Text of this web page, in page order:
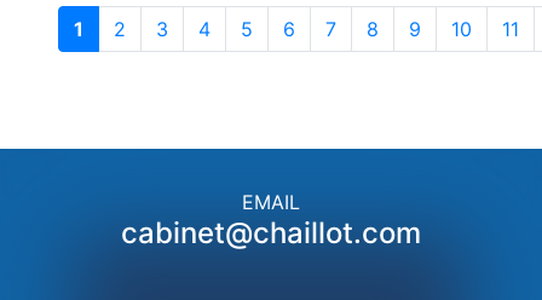
1 2 3 4 5 6 7 8 9 10 11
EMAIL
cabinet@chaillot.com